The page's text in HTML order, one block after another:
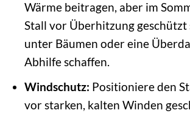
Wärme beitragen, aber im
Stall vor Überhitzung geschützt
unter Bäumen oder eine
Abhilfe schaffen.
Windschutz: Positioniere den
vor starken, kalten Winden